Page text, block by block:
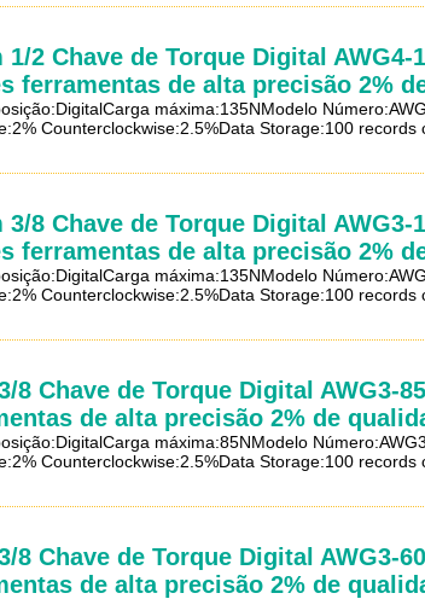
1/2 Chave de Torque Digital
ferramentas de alta precisão 2%
máxima:135NModelo
Counterclockwise:2.5%Data Storage:100 records
3/8 Chave de Torque Digital
ferramentas de alta precisão 2%
máxima:135NModelo
Counterclockwise:2.5%Data Storage:100 records
8 Chave de Torque Digital AWG3-
de alta precisão 2% de
máxima:85NModelo
Counterclockwise:2.5%Data Storage:100 records
8 Chave de Torque Digital AWG3-
de alta precisão 2% de